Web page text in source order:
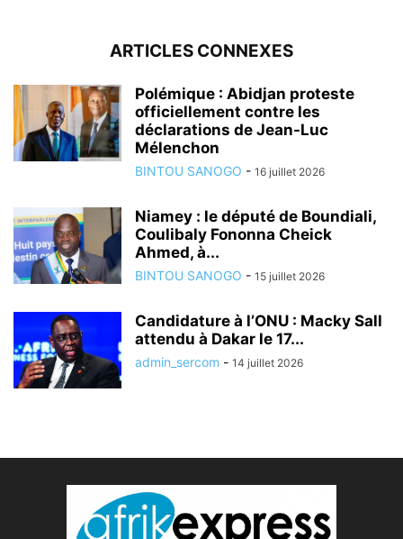
ARTICLES CONNEXES
Polémique : Abidjan proteste
officiellement contre les
déclarations de Jean-Luc
Mélenchon
BINTOU SANOGO - 16 juillet 2026
Niamey : le député de Boundiali,
Coulibaly Fononna Cheick
Ahmed, à...
BINTOU SANOGO - 15 juillet 2026
Candidature à l’ONU : Macky Sall
attendu à Dakar le 17...
admin_sercom - 14 juillet 2026